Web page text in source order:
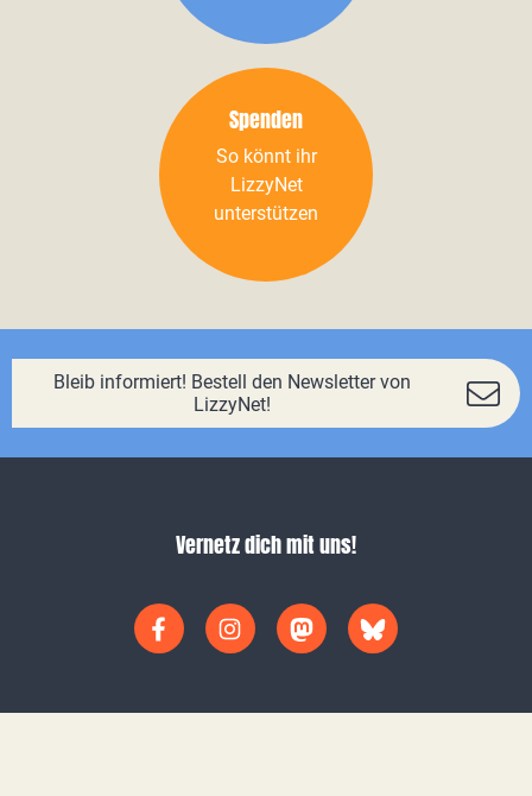
Spenden
So könnt ihr
LizzyNet
unterstützen
Bleib informiert! Bestell den Newsletter von
LizzyNet!
Vernetz dich mit uns!